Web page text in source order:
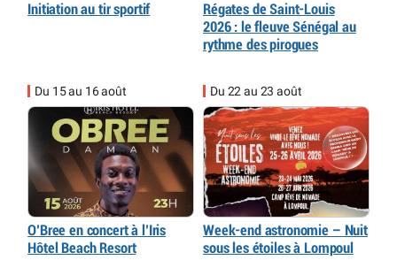
Initiation au tir sportif
Régates de Saint-Louis
2026 : le fleuve Sénégal au
rythme des pirogues
Du 15 au 16 août
O’Bree en concert à l’Iris
Hôtel Beach Resort
Du 22 au 23 août
Week-end astronomie – Nuit
sous les étoiles à Lompoul